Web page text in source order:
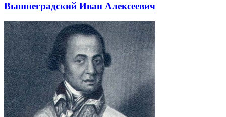
Вышнеградский Иван Алексеевич